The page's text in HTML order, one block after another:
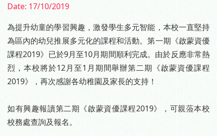
Date: 17/10/2019
為提升幼童的學習興趣，激發學生多元智能，本校一直堅持
為區內的幼兒推展多元化的課程和活動。第一期《啟蒙資優
課程2019》已於9月至10月期間順利完成。由於反應非常熱
烈，本校將於12月至1月期間舉辦第二期《啟蒙資優課程
2019》，再次感謝各幼稚園及家長的支持！
如有興趣報讀第二期《啟蒙資優課程2019》，可親蒞本校
校務處查詢及報名。